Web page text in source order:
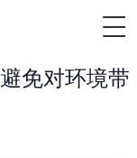
免对环境带